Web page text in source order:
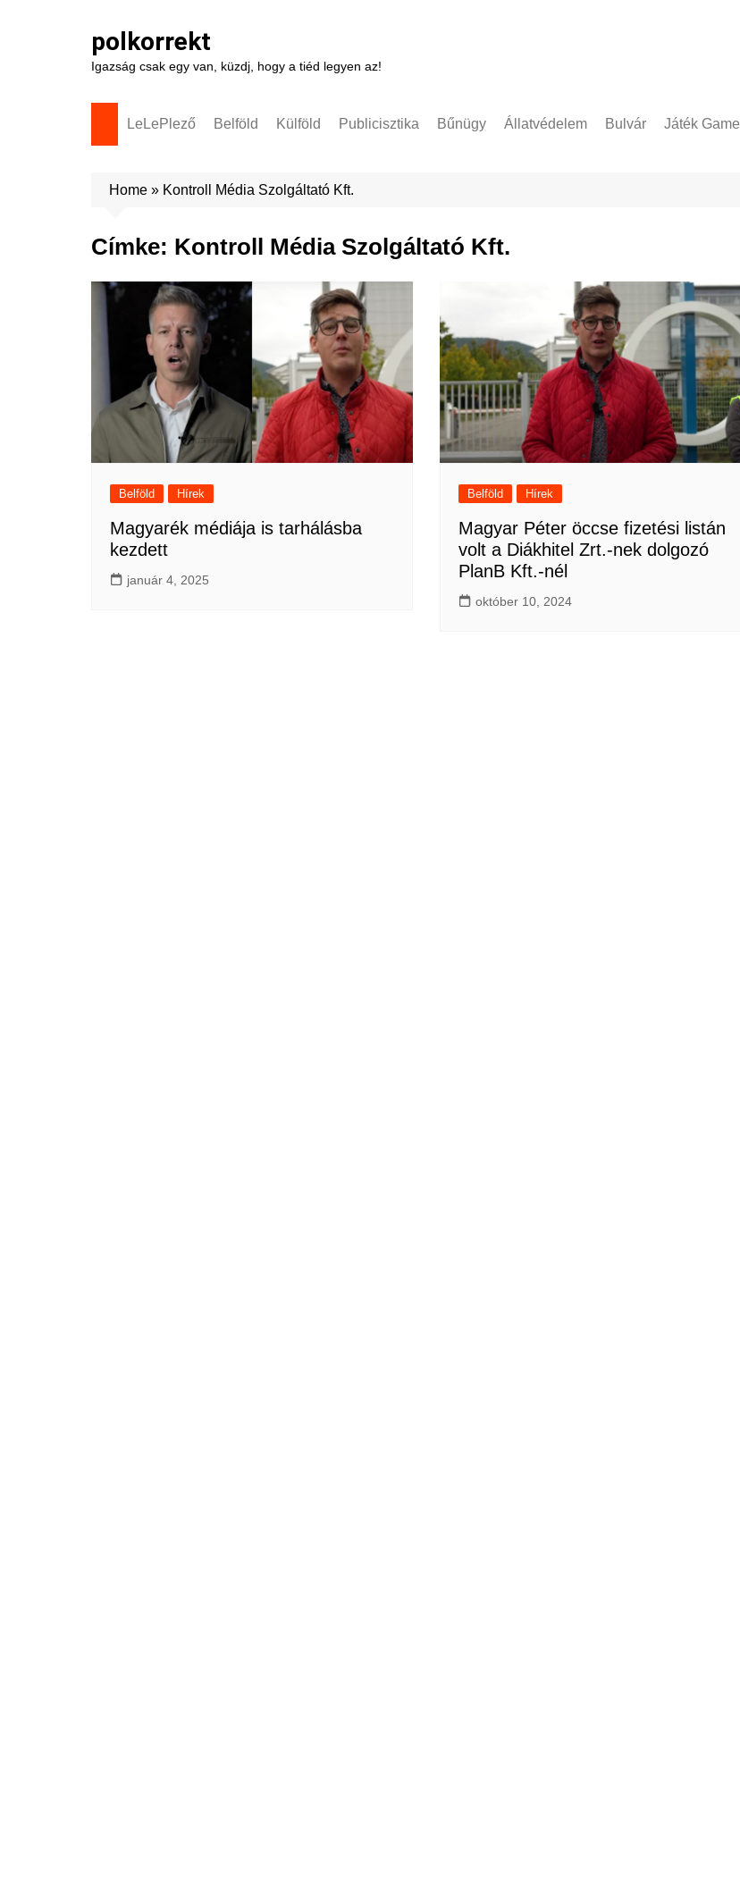
polkorrekt
Igazság csak egy van, küzdj, hogy a tiéd legyen az!
LeLePlező Belföld Külföld Publicisztika Bűnügy Állatvédelem Bulvár Játék Game
Home » Kontroll Média Szolgáltató Kft.
Címke: Kontroll Média Szolgáltató Kft.
Belföld Hírek
Magyarék médiája is tarhálásba
kezdett
január 4, 2025
Belföld Hírek
Magyar Péter öccse fizetési listán
volt a Diákhitel Zrt.-nek dolgozó
PlanB Kft.-nél
október 10, 2024